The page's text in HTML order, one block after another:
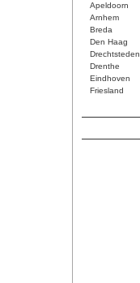
Apeldoorn
Arnhem
Breda
Den Haag
Drechtsteden
Drenthe
Eindhoven
Friesland